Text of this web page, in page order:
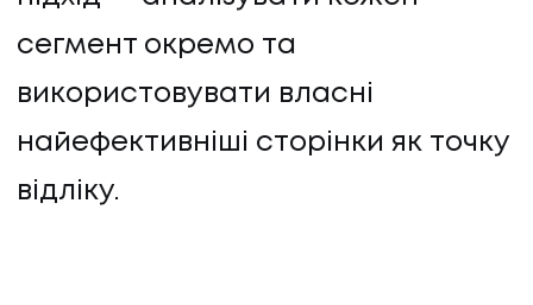
сегмент окремо та
використовувати власні
найефективніші сторінки як точку
відліку.